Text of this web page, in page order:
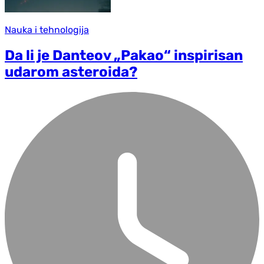
Nauka i tehnologija
Da li je Danteov „Pakao“ inspirisan
udarom asteroida?